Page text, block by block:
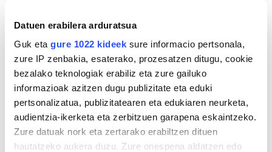
Datuen erabilera arduratsua
Guk eta gure 1022 kideek sure informacio pertsonala,
zure IP zenbakia, esaterako, prozesatzen ditugu, cookie
bezalako teknologiak erabiliz eta zure gailuko
informazioak azitzen dugu publizitate eta eduki
pertsonalizatua, publizitatearen eta edukiaren neurketa,
audientzia-ikerketa eta zerbitzuen garapena eskaintzeko.
Zure datuak nork eta zertarako erabiltzen dituen
hautatzeko aukera duzu. Zure onespena aldatzen edo